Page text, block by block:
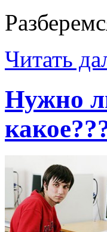
Читать
Нужно